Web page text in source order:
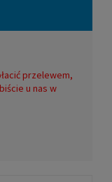
przelewem,
u nas w